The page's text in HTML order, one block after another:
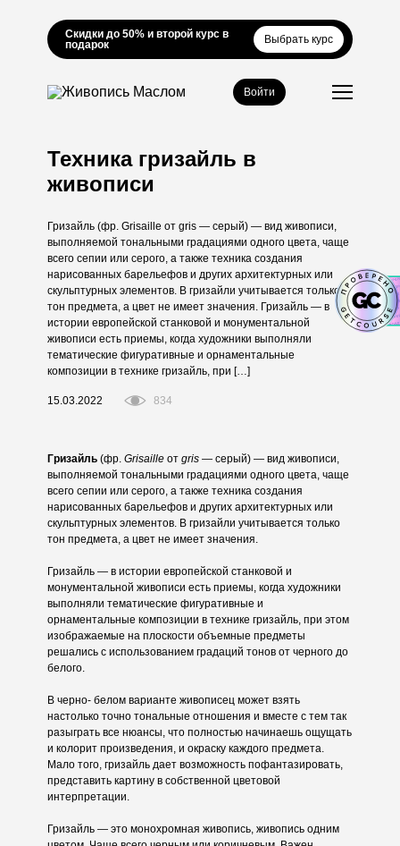
Скидки до 50% и второй курс в
подарок
Выбрать курс
Войти
Техника гризайль в
живописи
Гризайль (фр. Grisaille от gris — серый) — вид живописи,
выполняемой тональными градациями одного цвета, чаще
всего сепии или серого, а также техника создания
нарисованных барельефов и других архитектурных или
скульптурных элементов. В гризайли учитывается только
тон предмета, а цвет не имеет значения. Гризайль — в
истории европейской станковой и монументальной
живописи есть приемы, когда художники выполняли
тематические фигуративные и орнаментальные
композиции в технике гризайль, при […]
15.03.2022 834
Гризайль (фр. Grisaille от gris — серый) — вид живописи,
выполняемой тональными градациями одного цвета, чаще
всего сепии или серого, а также техника создания
нарисованных барельефов и других архитектурных или
скульптурных элементов. В гризайли учитывается только
тон предмета, а цвет не имеет значения.
Гризайль — в истории европейской станковой и
монументальной живописи есть приемы, когда художники
выполняли тематические фигуративные и
орнаментальные композиции в технике гризайль, при этом
изображаемые на плоскости объемные предметы
решались с использованием градаций тонов от черного до
белого.
В черно- белом варианте живописец может взять
настолько точно тональные отношения и вместе с тем так
разыграть все нюансы, что полностью начинаешь ощущать
и колорит произведения, и окраску каждого предмета.
Мало того, гризайль дает возможность пофантазировать,
представить картину в собственной цветовой
интерпретации.
Гризайль — это монохромная живопись, живопись одним